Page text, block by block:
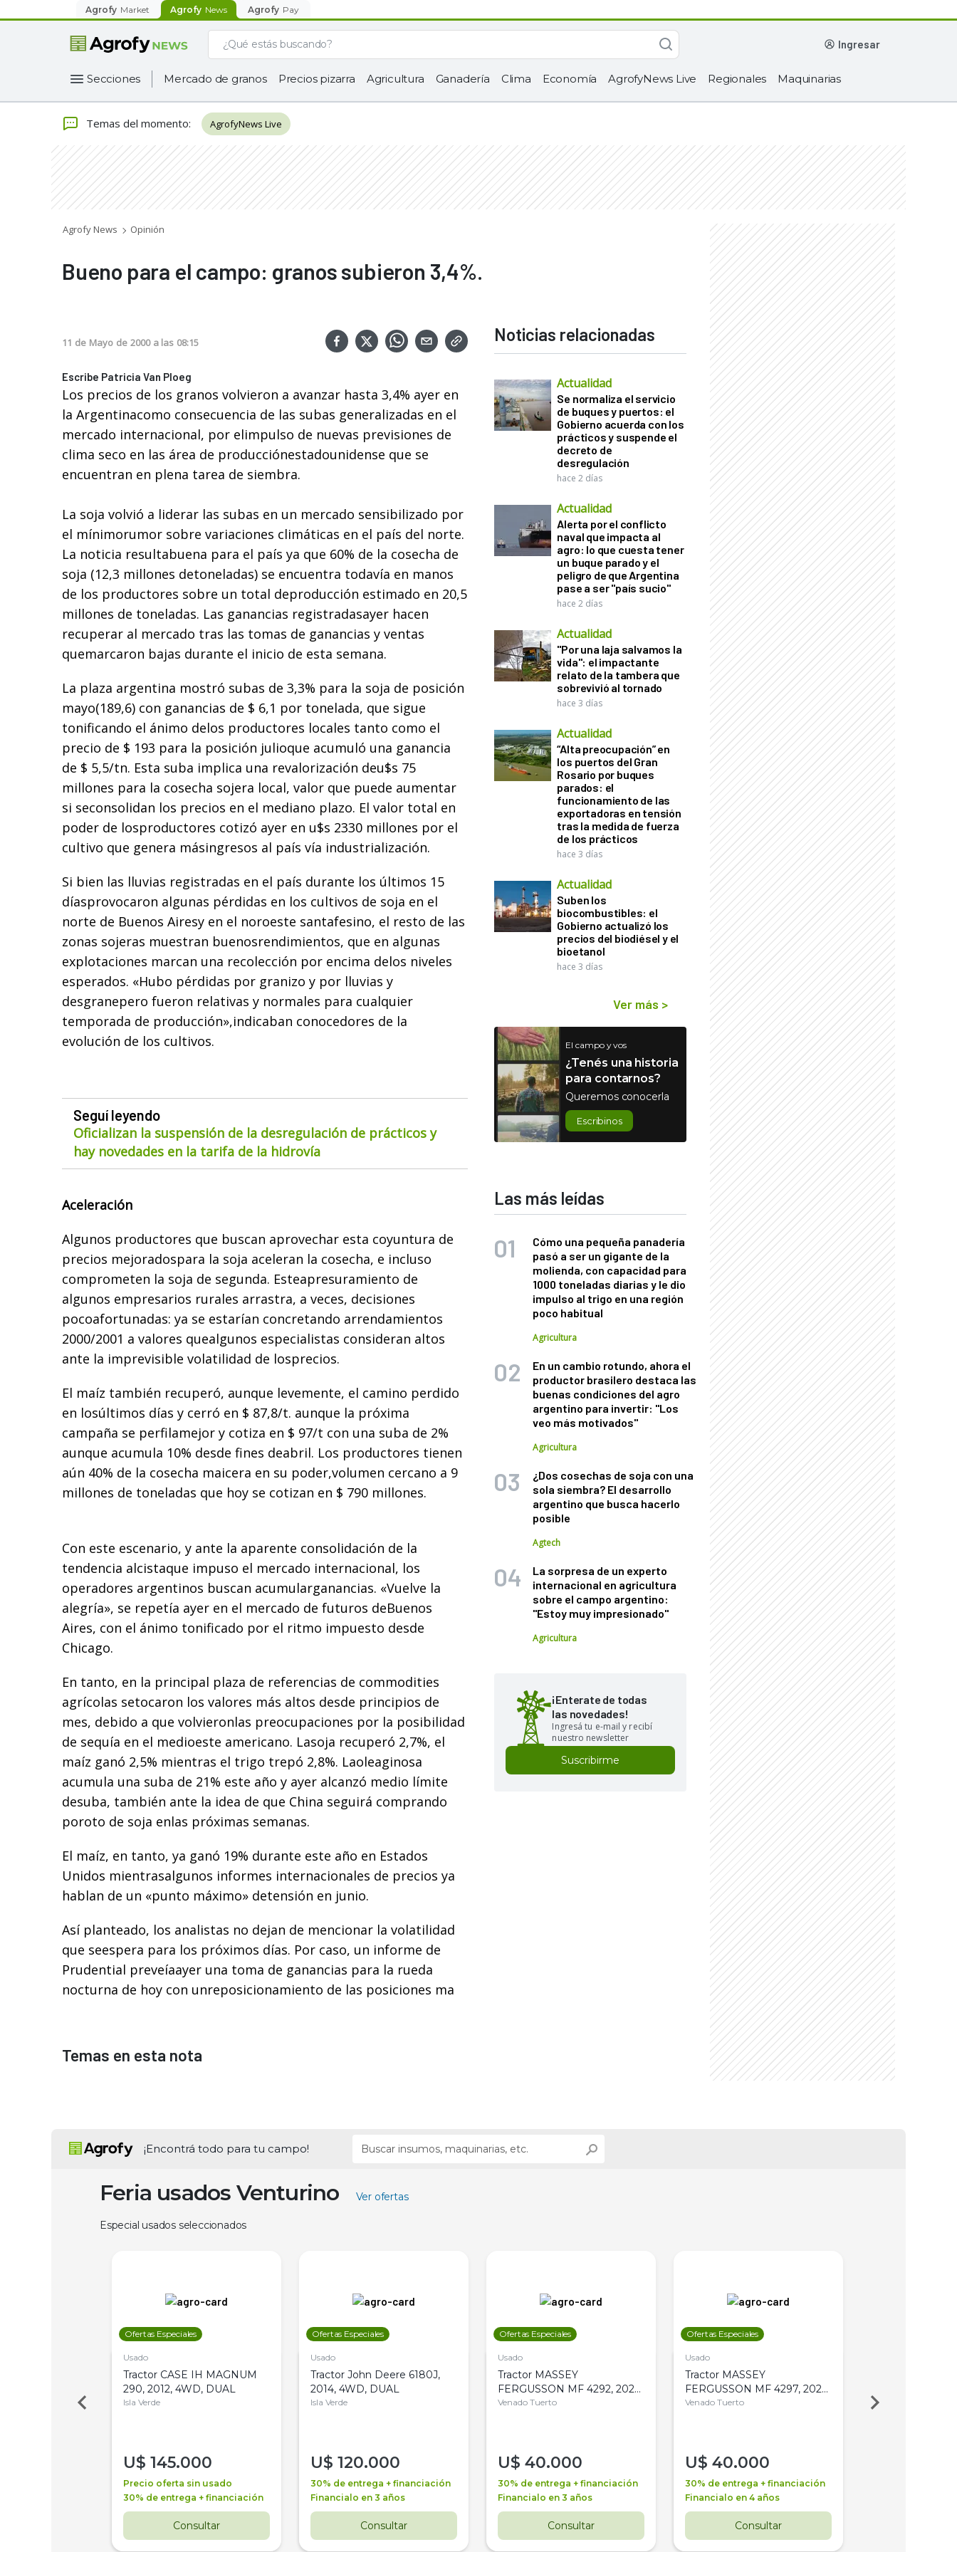
Agrofy Market Agrofy News Agrofy Pay
ingresar
Secciones Mercado de granos Precios pizarra Agricultura Ganadería Clima Economía AgrofyNews Live Regionales Maquinarias
Temas del momento: AgrofyNews Live
Agrofy News Opinión
Bueno para el campo: granos subieron 3,4%.
11 de Mayo de 2000 a las 08:15
Escribe Patricia Van Ploeg
Los precios de los granos volvieron a avanzar hasta 3,4% ayer en
la Argentinacomo consecuencia de las subas generalizadas en el
mercado internacional, por elimpulso de nuevas previsiones de
clima seco en las área de producciónestadounidense que se
encuentran en plena tarea de siembra.
La soja volvió a liderar las subas en un mercado sensibilizado por
el mínimorumor sobre variaciones climáticas en el país del norte.
La noticia resultabuena para el país ya que 60% de la cosecha de
soja (12,3 millones detoneladas) se encuentra todavía en manos
de los productores sobre un total deproducción estimado en 20,5
millones de toneladas. Las ganancias registradasayer hacen
recuperar al mercado tras las tomas de ganancias y ventas
quemarcaron bajas durante el inicio de esta semana.
La plaza argentina mostró subas de 3,3% para la soja de posición
mayo(189,6) con ganancias de $ 6,1 por tonelada, que sigue
tonificando el ánimo delos productores locales tanto como el
precio de $ 193 para la posición julioque acumuló una ganancia
de $ 5,5/tn. Esta suba implica una revalorización deu$s 75
millones para la cosecha sojera local, valor que puede aumentar
si seconsolidan los precios en el mediano plazo. El valor total en
poder de losproductores cotizó ayer en u$s 2330 millones por el
cultivo que genera másingresos al país vía industrialización.
Si bien las lluvias registradas en el país durante los últimos 15
díasprovocaron algunas pérdidas en los cultivos de soja en el
norte de Buenos Airesy en el noroeste santafesino, el resto de las
zonas sojeras muestran buenosrendimientos, que en algunas
explotaciones marcan una recolección por encima delos niveles
esperados. «Hubo pérdidas por granizo y por lluvias y
desgranepero fueron relativas y normales para cualquier
temporada de producción»,indicaban conocedores de la
evolución de los cultivos.
Seguí leyendo
Oficializan la suspensión de la desregulación de prácticos y
hay novedades en la tarifa de la hidrovía
Aceleración
Algunos productores que buscan aprovechar esta coyuntura de
precios mejoradospara la soja aceleran la cosecha, e incluso
comprometen la soja de segunda. Esteapresuramiento de
algunos empresarios rurales arrastra, a veces, decisiones
pocoafortunadas: ya se estarían concretando arrendamientos
2000/2001 a valores quealgunos especialistas consideran altos
ante la imprevisible volatilidad de losprecios.
El maíz también recuperó, aunque levemente, el camino perdido
en losúltimos días y cerró en $ 87,8/t. aunque la próxima
campaña se perfilamejor y cotiza en $ 97/t con una suba de 2%
aunque acumula 10% desde fines deabril. Los productores tienen
aún 40% de la cosecha maicera en su poder,volumen cercano a 9
millones de toneladas que hoy se cotizan en $ 790 millones.
Con este escenario, y ante la aparente consolidación de la
tendencia alcistaque impuso el mercado internacional, los
operadores argentinos buscan acumularganancias. «Vuelve la
alegría», se repetía ayer en el mercado de futuros deBuenos
Aires, con el ánimo tonificado por el ritmo impuesto desde
Chicago.
En tanto, en la principal plaza de referencias de commodities
agrícolas setocaron los valores más altos desde principios de
mes, debido a que volvieronlas preocupaciones por la posibilidad
de sequía en el medioeste americano. Lasoja recuperó 2,7%, el
maíz ganó 2,5% mientras el trigo trepó 2,8%. Laoleaginosa
acumula una suba de 21% este año y ayer alcanzó medio límite
desuba, también ante la idea de que China seguirá comprando
poroto de soja enlas próximas semanas.
El maíz, en tanto, ya ganó 19% durante este año en Estados
Unidos mientrasalgunos informes internacionales de precios ya
hablan de un «punto máximo» detensión en junio.
Así planteado, los analistas no dejan de mencionar la volatilidad
que seespera para los próximos días. Por caso, un informe de
Prudential preveíaayer una toma de ganancias para la rueda
nocturna de hoy con unreposicionamiento de las posiciones ma
Noticias relacionadas
Actualidad
Se normaliza el servicio
de buques y puertos: el
Gobierno acuerda con los
prácticos y suspende el
decreto de
desregulación
hace 2 días
Actualidad
Alerta por el conflicto
naval que impacta al
agro: lo que cuesta tener
un buque parado y el
peligro de que Argentina
pase a ser "país sucio"
hace 2 días
Actualidad
"Por una laja salvamos la
vida": el impactante
relato de la tambera que
sobrevivió al tornado
hace 3 días
Actualidad
“Alta preocupación” en
los puertos del Gran
Rosario por buques
parados: el
funcionamiento de las
exportadoras en tensión
tras la medida de fuerza
de los prácticos
hace 3 días
Actualidad
Suben los
biocombustibles: el
Gobierno actualizó los
precios del biodiésel y el
bioetanol
hace 3 días
Ver más >
El campo y vos
¿Tenés una historia
para contarnos?
Queremos conocerla
Escribinos
Las más leídas
Cómo una pequeña panadería
pasó a ser un gigante de la
molienda, con capacidad para
1000 toneladas diarias y le dio
impulso al trigo en una región
poco habitual
Agricultura
En un cambio rotundo, ahora el
productor brasilero destaca las
buenas condiciones del agro
argentino para invertir: "Los
veo más motivados"
Agricultura
¿Dos cosechas de soja con una
sola siembra? El desarrollo
argentino que busca hacerlo
posible
Agtech
La sorpresa de un experto
internacional en agricultura
sobre el campo argentino:
"Estoy muy impresionado"
Agricultura
¡Enterate de todas
las novedades!
Ingresá tu e-mail y recibí
nuestro newsletter
Suscribirme
Temas en esta nota
¡Encontrá todo para tu campo!
Feria usados Venturino Ver ofertas
Especial usados seleccionados
Ofertas Especiales
Usado
Tractor CASE IH MAGNUM
290, 2012, 4WD, DUAL
Isla Verde
U$ 145.000
Precio oferta sin usado
30% de entrega + financiación
Consultar
Ofertas Especiales
Usado
Tractor John Deere 6180J,
2014, 4WD, DUAL
Isla Verde
U$ 120.000
30% de entrega + financiación
Financialo en 3 años
Consultar
Ofertas Especiales
Usado
Tractor MASSEY
FERGUSSON MF 4292, 2020,
4WD, PATON
Venado Tuerto
U$ 40.000
30% de entrega + financiación
Financialo en 3 años
Consultar
Ofertas Especiales
Usado
Tractor MASSEY
FERGUSSON MF 4297, 2020,
4WD, PATON
Venado Tuerto
U$ 40.000
30% de entrega + financiación
Financialo en 4 años
Consultar
Venado Tuerto